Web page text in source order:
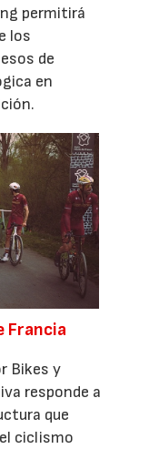
permitirá
los
de
en
Francia
Bikes y
responde a
que
ciclismo